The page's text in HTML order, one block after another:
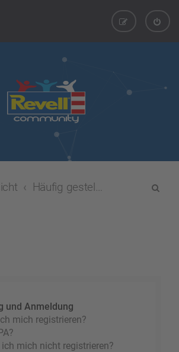
Häufig gestellte Fragen
und Anmeldung
mich registrieren?
mich nicht registrieren?